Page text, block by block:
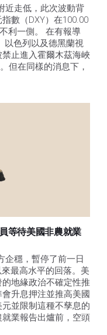
近走低，此次波動背
數（DXY）在100.00
利一側。 在有報導
以色列以及德黑蘭視
止進入霍爾木茲海峽
但在同樣的消息下，
等待美國非農就業
企穩，暫停了前一日
最高水平的回落。美
地緣政治不確定性推
升息押注並推高美國
並限制這種不孳息的
業報告出爐前，空頭